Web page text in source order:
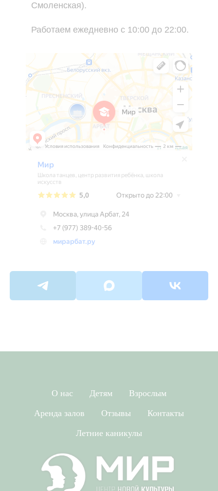
Смоленская).
Работаем ежедневно с 10:00 до 22:00.
О нас Детям Взрослым
Аренда залов Отзывы Контакты
Летние каникулы